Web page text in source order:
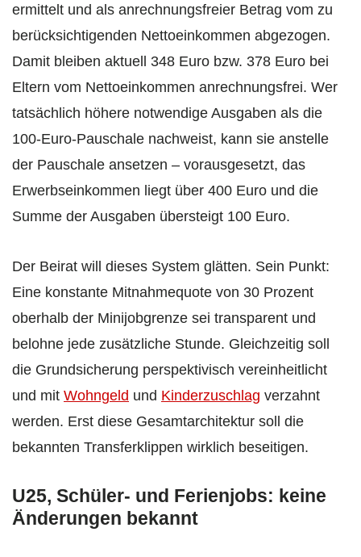
ermittelt und als anrechnungsfreier Betrag vom zu
berücksichtigenden Nettoeinkommen abgezogen.
Damit bleiben aktuell 348 Euro bzw. 378 Euro bei
Eltern vom Nettoeinkommen anrechnungsfrei. Wer
tatsächlich höhere notwendige Ausgaben als die
100-Euro-Pauschale nachweist, kann sie anstelle
der Pauschale ansetzen – vorausgesetzt, das
Erwerbseinkommen liegt über 400 Euro und die
Summe der Ausgaben übersteigt 100 Euro.
Der Beirat will dieses System glätten. Sein Punkt:
Eine konstante Mitnahmequote von 30 Prozent
oberhalb der Minijobgrenze sei transparent und
belohne jede zusätzliche Stunde. Gleichzeitig soll
die Grundsicherung perspektivisch vereinheitlicht
und mit Wohngeld und Kinderzuschlag verzahnt
werden. Erst diese Gesamtarchitektur soll die
bekannten Transferklippen wirklich beseitigen.
U25, Schüler- und Ferienjobs: keine
Änderungen bekannt